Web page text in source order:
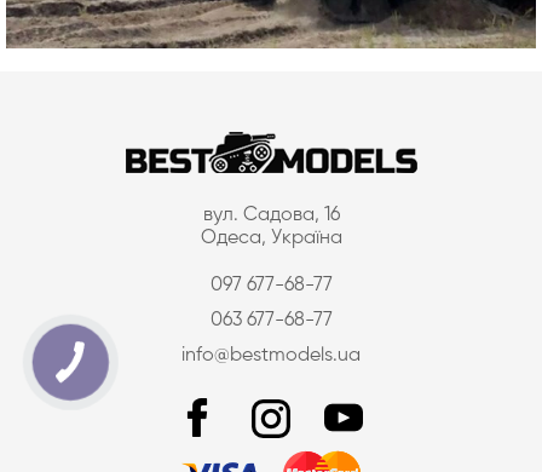
вул. Садова, 16
Одеса, Україна
097 677-68-77
063 677-68-77
info@bestmodels.ua